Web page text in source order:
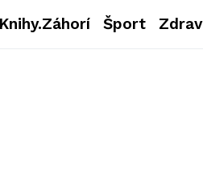
Knihy.Záhorí Šport